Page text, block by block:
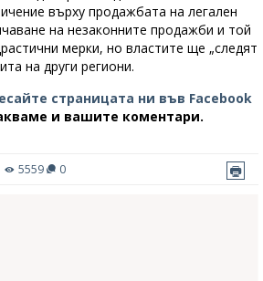
върху продажбата на легален
на незаконните продажби и той
мерки, но властите ще „следят
на други региони.
страницата ни във Facebook
и вашите коментари.
5559 0